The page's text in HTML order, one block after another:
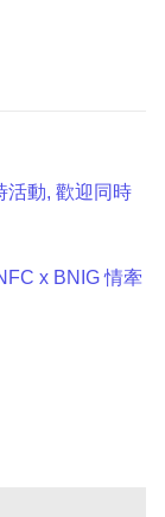
活動, 歡迎同時
x BNIG 情牽